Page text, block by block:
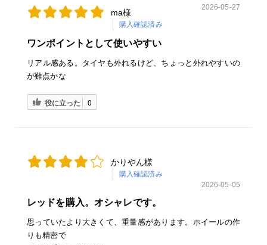
ma様
購入確認済み
2026-05-27
ワンポイントとして使いやすい
リアル感ある。タイヤも外れるけど、ちょっと外れやすいの
が難点かな
役に立った 0
かりやん様
購入確認済み
2026-05-05
レッドを購入。オシャレです。
思っていたより大きくて、重量感があります。ホイールの作
りも精密で